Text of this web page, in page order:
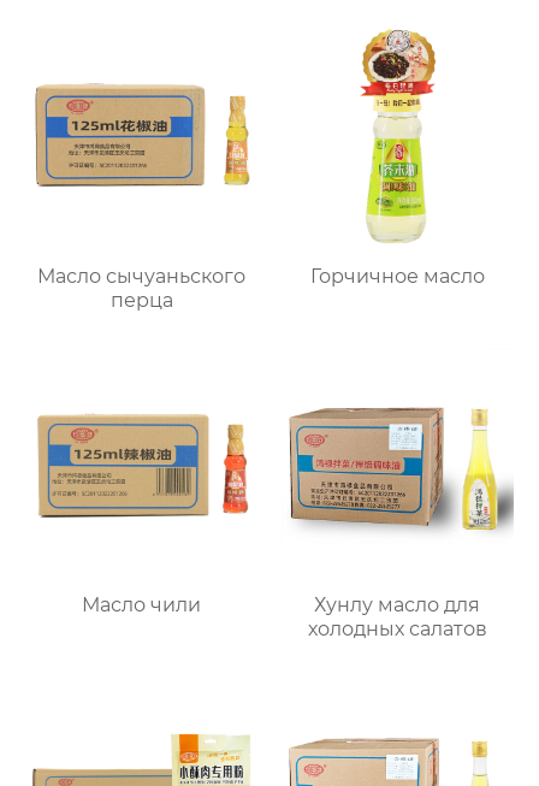
Масло сычуаньского
перца
Горчичное масло
Масло чили
Хунлу масло для
холодных салатов